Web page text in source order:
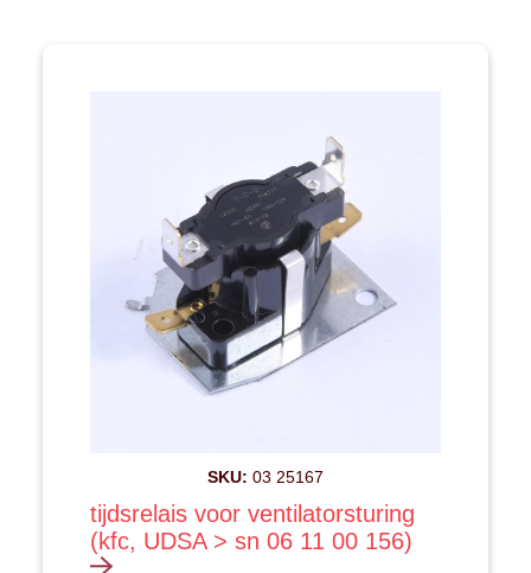
SKU: 03 25167
tijdsrelais voor ventilatorsturing
(kfc, UDSA > sn 06 11 00 156)